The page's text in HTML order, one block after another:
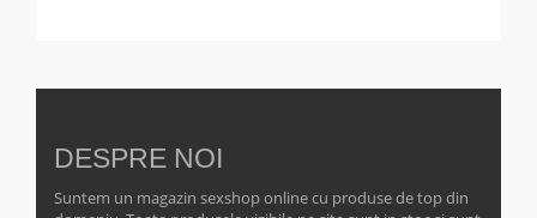
DESPRE NOI
Suntem un magazin sexshop online cu produse de top din